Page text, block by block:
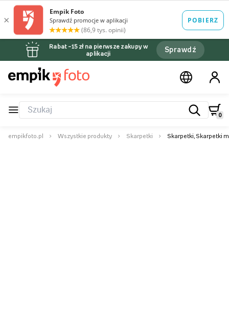
Rabat –15 zł na pierwsze zakupy w
aplikacji
Sprawdź
0
empikfoto.pl Wszystkie produkty Skarpetki Skarpetki, Skarpetki